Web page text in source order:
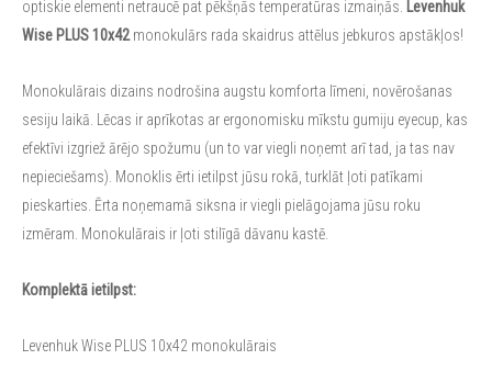
optiskie elementi netraucē pat pēkšņās temperatūras izmaiņās. Levenhuk
Wise PLUS 10x42monokulārs rada skaidrus attēlus jebkuros apstākļos!
Monokulārais dizains nodrošina augstu komforta līmeni, novērošanas
sesiju laikā. Lēcas ir aprīkotas ar ergonomisku mīkstu gumiju eyecup, kas
efektīvi izgriež ārējo spožumu (un to var viegli noņemt arī tad, ja tas nav
nepieciešams). Monoklis ērti ietilpst jūsu rokā, turklāt ļoti patīkami
pieskarties. Ērta noņemamā siksna ir viegli pielāgojama jūsu roku
izmēram. Monokulārais ir ļoti stilīgā dāvanu kastē.
Komplektā ietilpst:
Levenhuk Wise PLUS 10x42 monokulārais